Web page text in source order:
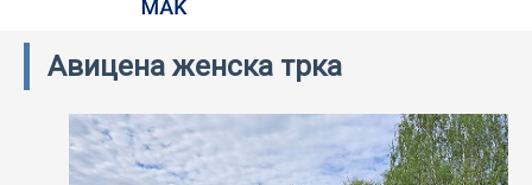
ПОЧЕТНА
СТАРТЕР БАТЕРИИ
ИНДУСТРИСКИ БАТЕРИИ
Авицена женска трка